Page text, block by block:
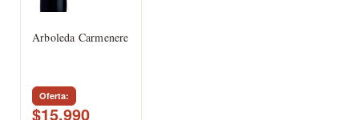
Arboleda Carmenere
Oferta
$15.990